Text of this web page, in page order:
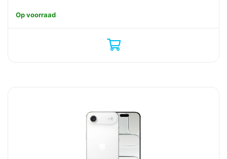
Op voorraad